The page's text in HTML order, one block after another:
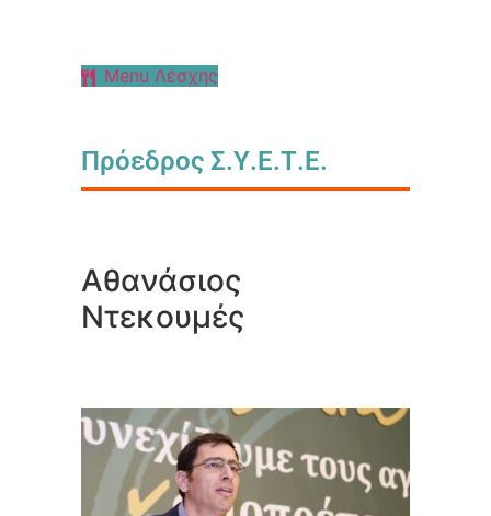
Menu Λέσχης
Πρόεδρος Σ.Υ.Ε.Τ.Ε.
Αθανάσιος
Ντεκουμές